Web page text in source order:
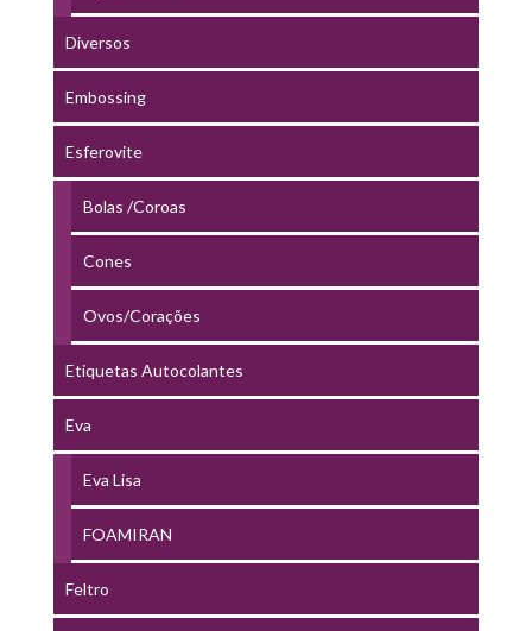
Diversos
Embossing
Esferovite
Bolas /Coroas
Cones
Ovos/Corações
Etiquetas Autocolantes
Eva
Eva Lisa
FOAMIRAN
Feltro